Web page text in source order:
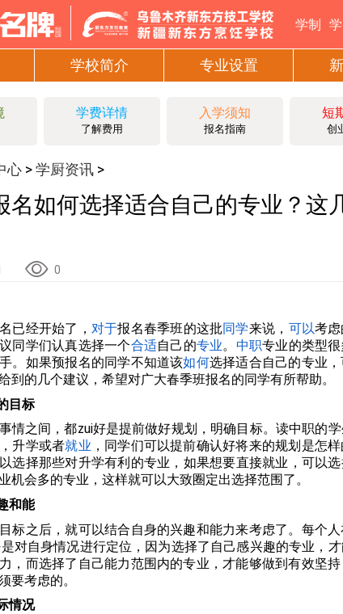
学制
学校简介 专业设置
学费详情
了解费用
入学须知
报名指南
短
创
心> 学厨资讯>
名如何选择适合自己的专业？这
0
已经开始了， 对于报名春季班的这批同学来说， 可以考
同学们认真选择一个合适自己的专业。 中职专业的类型
。如果预报名的同学不知道该如何选择适合自己的专业
到的几个建议，希望对广大春季班报名的同学有所帮助。
目标
情之间，都zui好是提前做好规划，明确目标。读中职的
升学或者就业 ，同学们可以提前确认好将来的规划是怎
选择那些对升学有利的专业，如果想要直接就业，可以
机会多的专业，这样就可以大致圈定出选择范围了。
和能
目标之后，就可以结合自身的兴趣和能力来考虑了。每个
对自身情况进行定位，因为选择了自己感兴趣的专业，
，而选择了自己能力范围内的专业，才能够做到有效坚
要考虑的。
情况